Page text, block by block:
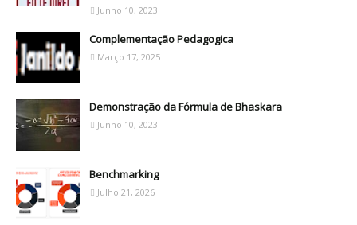
Junho 10, 2023
Complementação Pedagogica
Março 17, 2025
Demonstração da Fórmula de Bhaskara
Junho 10, 2023
Benchmarking
Julho 21, 2026